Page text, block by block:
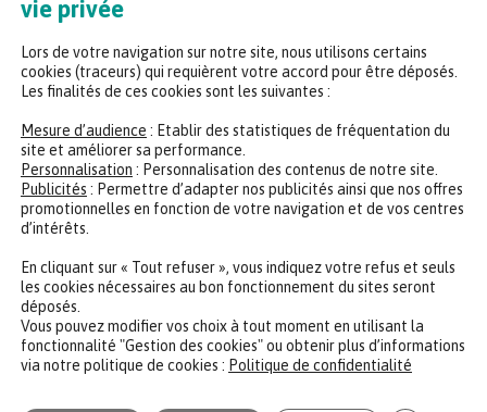
Headquarters
47 rue de la Chaussée d'Antin, 75009 Paris
CONTACTER UN EXPERT REJOINDRE NOTRE ÉQUIPE
vie privée
Lors de votre navigation sur notre site, nous utilisons certains
cookies (traceurs) qui requièrent votre accord pour être déposés.
Les finalités de ces cookies sont les suivantes :
Mesure d’audience : Etablir des statistiques de fréquentation du
site et améliorer sa performance.
Personnalisation : Personnalisation des contenus de notre site.
Publicités : Permettre d’adapter nos publicités ainsi que nos offres
promotionnelles en fonction de votre navigation et de vos centres
d’intérêts.
En cliquant sur « Tout refuser », vous indiquez votre refus et seuls
les cookies nécessaires au bon fonctionnement du sites seront
déposés.
Vous pouvez modifier vos choix à tout moment en utilisant la
fonctionnalité "Gestion des cookies" ou obtenir plus d’informations
via notre politique de cookies : Politique de confidentialité